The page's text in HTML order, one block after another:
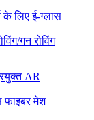
गन रोविंग
फाइबर मेश